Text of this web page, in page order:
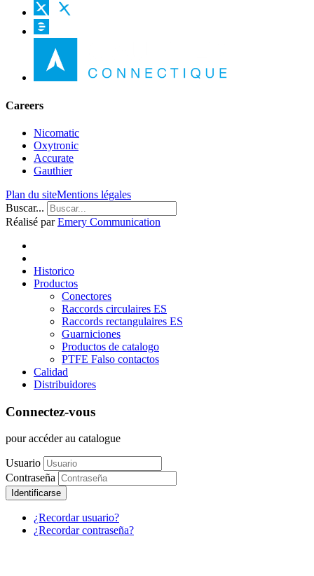
Careers
Nicomatic
Oxytronic
Accurate
Gauthier
Plan du siteMentions légales
Buscar...
Réalisé parEmery Communication
Historico
Productos
Conectores
Raccords circulaires ES
Raccords rectangulaires ES
Guarniciones
Productos de catalogo
PTFE Falso contactos
Calidad
Distribuidores
Connectez-vous
pour accéder au catalogue
Usuario
Contraseña
Identificarse
¿Recordar usuario?
¿Recordar contraseña?